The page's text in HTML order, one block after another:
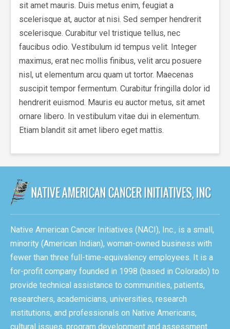
sit amet mauris. Duis metus enim, feugiat a
scelerisque at, auctor at nisi. Sed semper hendrerit
scelerisque. Curabitur vel tristique tellus, nec
faucibus odio. Vestibulum id tempus velit. Integer
maximus, erat nec mollis finibus, velit arcu posuere
nisl, ut elementum arcu quam ut tortor. Maecenas
suscipit tempor fermentum. Curabitur fringilla dolor id
hendrerit euismod. Mauris eu auctor metus, sit amet
ornare libero. In vestibulum vitae dui in elementum.
Etiam blandit sit amet libero eget mattis.
Native American Cancer Initiatives (NACI), Inc., is a small,
minority (American Indian), woman-owned business with
fewer than three full-time-equivalency employees. It is a
for-profit company founded in 1998 (based in Colorado) to
provide technical assistance to communities, patients,
researchers, academicians, universities, research
institutions, and professionals on Native Americans,
cultural issues, program development and assessment